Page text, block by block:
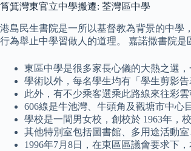
筲箕灣東官立中學搬遷: 荃灣區中學
港島民生書院是一所以基督教為背景的中學
行為舉止中學習做人的道理。 嘉諾撒書院是
東區中學是很多家長心儀的大熱之選
學術以外，每名學生均有「學生剪影
此外，有不少乘客選乘此路線來往彩
606線是牛池灣、牛頭角及觀塘市中心
學校是一間男女校，創校於 1963年，
其他特別室包括圖書館、多用途活動
1996年7月8日，在東區區議會要求下